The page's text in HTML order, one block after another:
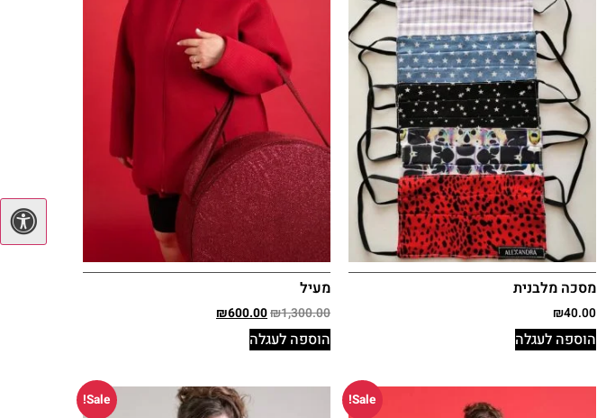
מסכה מלבנית
₪40.00
הוספה לעגלה
מעיל
₪1,300.00
₪600.00
הוספה לעגלה
Sale!
Sale!